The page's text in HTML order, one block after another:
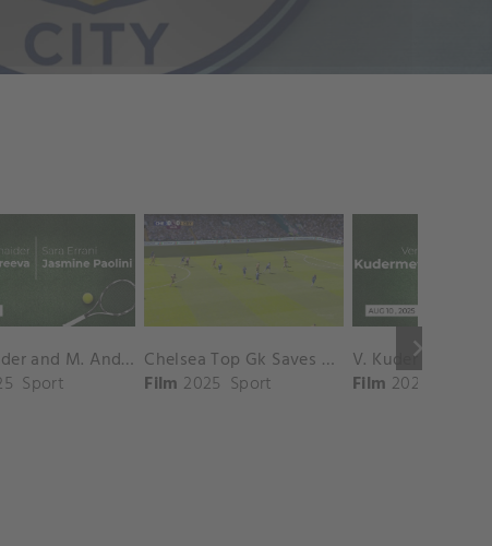
keyboard_arrow_right
D. Shnaider and M. Andreeva vs. S. Errani and J. Paolini Match Highlights - ROME_Campo Centrale ( May 16, 2025)
Sport
Chelsea Top Gk Saves vs. Crystal Palace
Film 2025 Sport Film 2025